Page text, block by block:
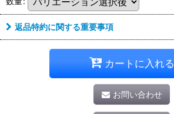
返品特約に関する重要事項
カートに入れる
お問い合わせ